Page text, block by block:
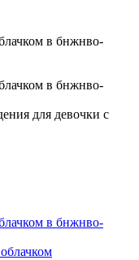
для девочки с